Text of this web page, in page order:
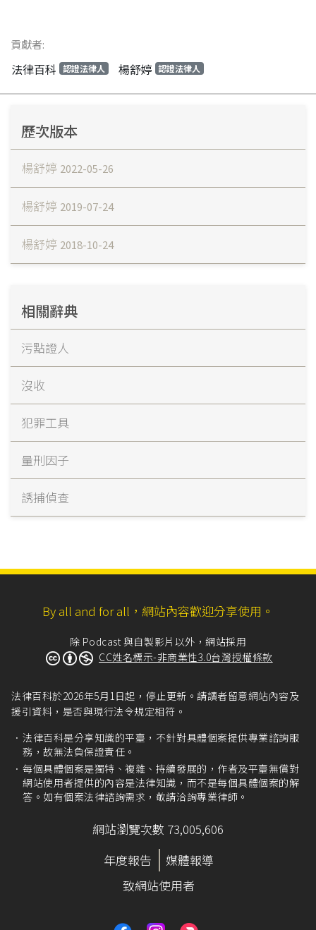
貢獻者:
法律百科 認證法律人 楊舒婷 認證法律人
歷次版本
楊舒婷 2022-05-26
楊舒婷 2019-07-24
楊舒婷 2018-10-24
相關辭典
污點證人
沒收
犯罪工具
量刑因子
誘捕偵查
By all and for all，網站內容歡迎分享使用。
除 Podcast 與自製影片以外，網站採用
CC姓名標示-非商業性3.0台灣授權條款
法律百科於2026年5月1日起，停止更新。請讀者留意網站內容及
援引資料，是否與現行法令規定相符。
法律百科是分享知識的平臺，不針對具體個案提供專業諮詢服
務，故無法負保證責任。
每個具體個案是獨特、複雜、持續發展的，作者及平臺無償對
網站使用者提供的內容是法律知識，而不是每個具體個案的解
答。如有個案法律諮詢需求，敬請洽詢專業律師。
網站瀏覽次數 73,005,606
年度報告
媒體報導
致網站使用者